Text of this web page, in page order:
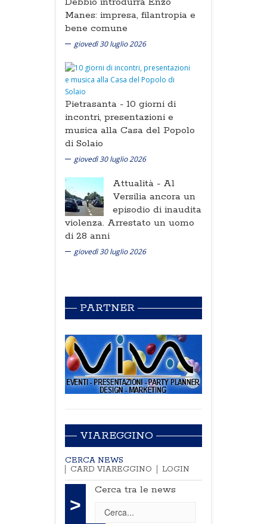
Manes: impresa, filantropia e
bene comune
giovedì 30 luglio 2026
Pietrasanta - 10 giorni di
incontri, presentazioni e
musica alla Casa del Popolo
di Solaio
giovedì 30 luglio 2026
Attualità - Al
Versilia ancora un
episodio di inaudita
violenza. Arrestato un uomo
di 28 anni
giovedì 30 luglio 2026
PARTNER
VIAREGGINO
CERCA NEWS
CARD VIAREGGINO
LOGIN
>
Cerca tra le news